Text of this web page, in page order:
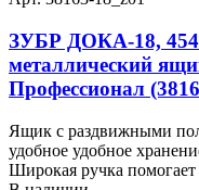
ЗУБР ДОКА-18, 454
металлический
Профессионал
Ящик с раздвижными
удобное удобное
Широкая ручка помогает